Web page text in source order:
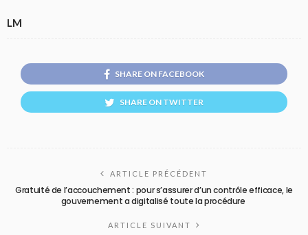
LM
SHARE ON FACEBOOK
SHARE ON TWITTER
ARTICLE PRÉCÉDENT
Gratuité de l’accouchement : pour s’assurer d’un contrôle efficace, le
gouvernement a digitalisé toute la procédure
ARTICLE SUIVANT